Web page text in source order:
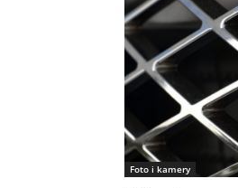
Foto i kamery